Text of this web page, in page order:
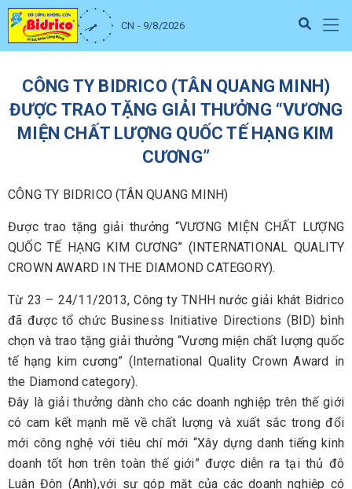
CN - 9/8/2026
CÔNG TY BIDRICO (TÂN QUANG MINH)
ĐƯỢC TRAO TẶNG GIẢI THƯỞNG “VƯƠNG
MIỆN CHẤT LƯỢNG QUỐC TẾ HẠNG KIM
CƯƠNG”
CÔNG TY BIDRICO (TÂN QUANG MINH)
Được trao tặng giải thưởng “VƯƠNG MIỆN CHẤT LƯỢNG
QUỐC TẾ HẠNG KIM CƯƠNG” (INTERNATIONAL QUALITY
CROWN AWARD IN THE DIAMOND CATEGORY).
Từ 23 – 24/11/2013, Công ty TNHH nước giải khát Bidrico
đã được tổ chức Business Initiative Directions (BID) bình
chọn và trao tặng giải thưởng “Vương miện chất lượng quốc
tế hạng kim cương” (International Quality Crown Award in
the Diamond category).
Đây là giải thưởng dành cho các doanh nghiệp trên thế giới
có cam kết mạnh mẽ về chất lượng và xuất sắc trong đổi
mới công nghệ với tiêu chí mới “Xây dựng danh tiếng kinh
doanh tốt hơn trên toàn thế giới” được diễn ra tại thủ đô
Luân Đôn (Anh),với sự góp mặt của các doanh nghiệp có